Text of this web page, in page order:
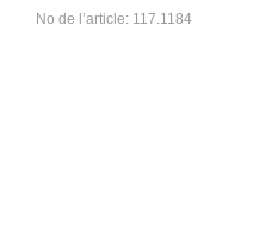
No de l’article: 117.1184